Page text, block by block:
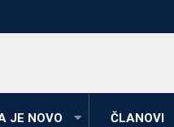
JE NOVO ČLANOVI